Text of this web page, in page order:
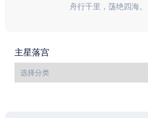
舟行千里，荡绝四海。
主星落宫